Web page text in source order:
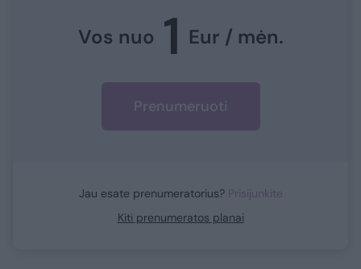
Vos nuo 1 Eur / mėn.
Prenumeruoti
Jau esate prenumeratorius? Prisijunkite
Kiti prenumeratos planai